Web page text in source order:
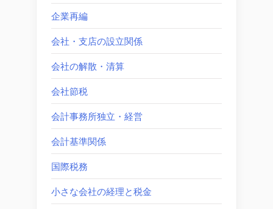
企業再編
会社・支店の設立関係
会社の解散・清算
会社節税
会計事務所独立・経営
会計基準関係
国際税務
小さな会社の経理と税金